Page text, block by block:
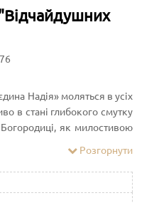
Надія» моляться в усіх
в стані глибокого смутку
як милостивою
видимих і невидимих.
серце, посилає тим, хто
і поневіряння, оберігає
Розгорнути